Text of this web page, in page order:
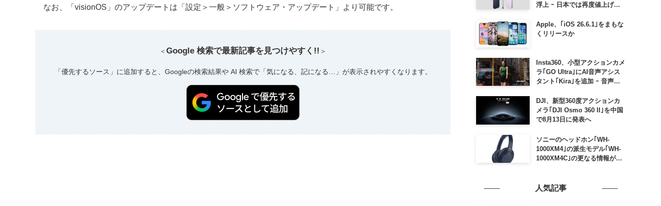
なお、「visionOS」のアップデートは「設定＞一般＞ソフトウェア・アップデート」より可能です。
＜Google 検索で最新記事を見つけやすく!! ＞
「優先するソース」に追加すると、Googleの検索結果や AI 検索で「気になる、記になる…」が表示されやすくなります。
浮上 ｰ 日本では再度値上げの
Apple、｢iOS 26.6.1｣をまもな
くリリースか
Insta360、小型アクションカメ
ラ｢GO Ultra｣にAI音声アシス
タント｢Kira｣を追加 ｰ 音声で
などが利用可能に
DJI、新型360度アクションカ
メラ｢DJI Osmo 360 II｣を中国
で8月13日に発表へ
ソニーのヘッドホン｢WH-
1000XM4｣の派生モデル｢WH-
1000XM4C｣の更なる情報が明
人気記事